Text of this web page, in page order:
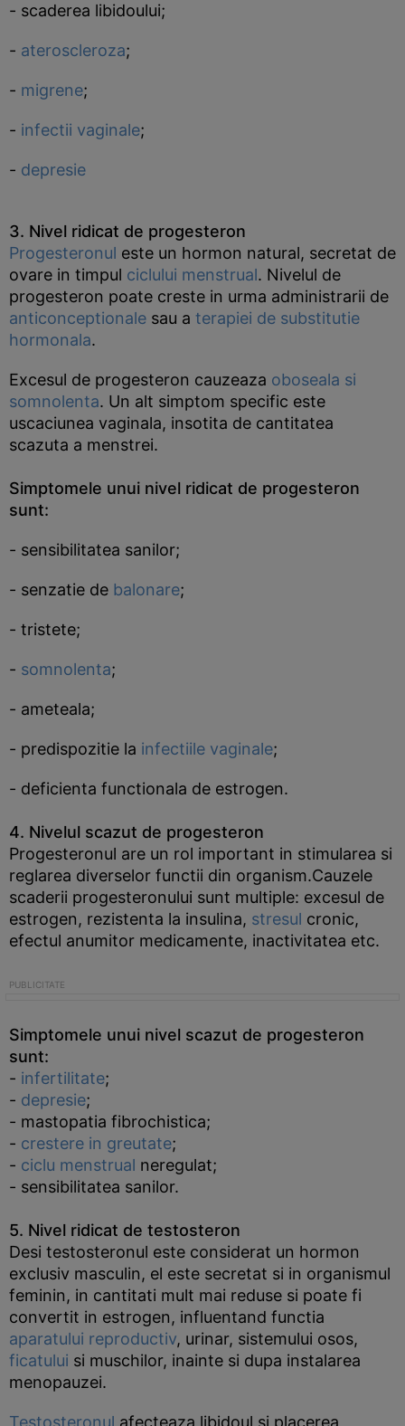
- scaderea libidoului;
- ateroscleroza;
- migrene;
- infectii vaginale;
- depresie
3. Nivel ridicat de progesteron
Progesteronul este un hormon natural, secretat de
ovare in timpul ciclului menstrual. Nivelul de
progesteron poate creste in urma administrarii de
anticonceptionale sau a terapiei de substitutie
hormonala.
Excesul de progesteron cauzeaza oboseala si
somnolenta. Un alt simptom specific este
uscaciunea vaginala, insotita de cantitatea
scazuta a menstrei.
Simptomele unui nivel ridicat de progesteron
sunt:
- sensibilitatea sanilor;
- senzatie de balonare;
- tristete;
- somnolenta;
- ameteala;
- predispozitie la infectiile vaginale;
- deficienta functionala de estrogen.
4. Nivelul scazut de progesteron
Progesteronul are un rol important in stimularea si
reglarea diverselor functii din organism.Cauzele
scaderii progesteronului sunt multiple: excesul de
estrogen, rezistenta la insulina, stresul cronic,
efectul anumitor medicamente, inactivitatea etc.
Simptomele unui nivel scazut de progesteron
sunt:
- infertilitate;
- depresie;
- mastopatia fibrochistica;
- crestere in greutate;
- ciclu menstrual neregulat;
- sensibilitatea sanilor.
5. Nivel ridicat de testosteron
Desi testosteronul este considerat un hormon
exclusiv masculin, el este secretat si in organismul
feminin, in cantitati mult mai reduse si poate fi
convertit in estrogen, influentand functia
aparatului reproductiv, urinar, sistemului osos,
ficatului si muschilor, inainte si dupa instalarea
menopauzei.
Testosteronul afecteaza libidoul si placerea